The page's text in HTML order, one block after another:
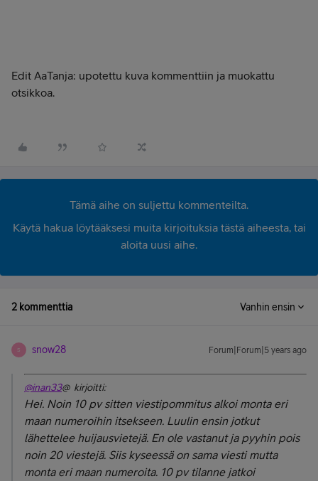
Edit AaTanja: upotettu kuva kommenttiin ja muokattu
otsikkoa.
Tämä aihe on suljettu kommenteilta.
Käytä hakua löytääksesi muita kirjoituksia tästä aiheesta, tai
aloita uusi aihe.
2 kommenttia Vanhin ensin
S snow28 Forum|Forum|5 years ago
@inan33@ kirjoitti:
Hei. Noin 10 pv sitten viestipommitus alkoi monta eri
maan numeroihin itsekseen. Luulin ensin jotkut
lähettelee huijausvietejä. En ole vastanut ja pyyhin pois
noin 20 viestejä. Siis kyseessä on sama viesti mutta
monta eri maan numeroita. 10 pv tilanne jatkoi